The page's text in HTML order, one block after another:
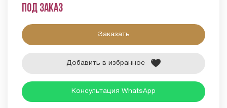
Под заказ
Заказать
Добавить в избранное
Консультация WhatsApp